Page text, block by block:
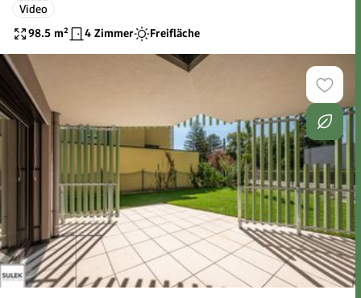
Video
98.5 m² 4 Zimmer Freifläche